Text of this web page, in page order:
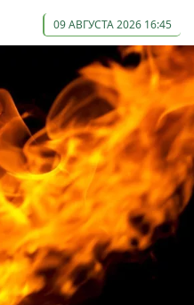
09 АВГУСТА 2026 16:45